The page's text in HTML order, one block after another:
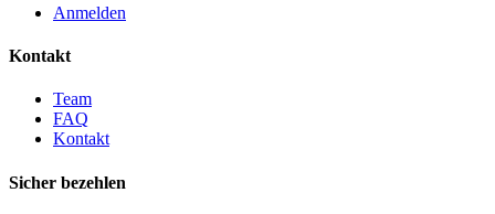
Anmelden
Kontakt
Team
FAQ
Kontakt
Sicher bezehlen